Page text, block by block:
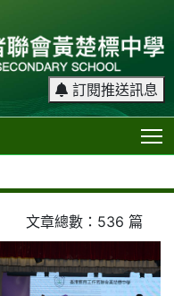
訂閱推送訊息
文章總數：536 篇